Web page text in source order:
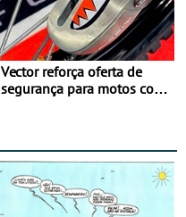
Vector reforça oferta de
segurança para motos com